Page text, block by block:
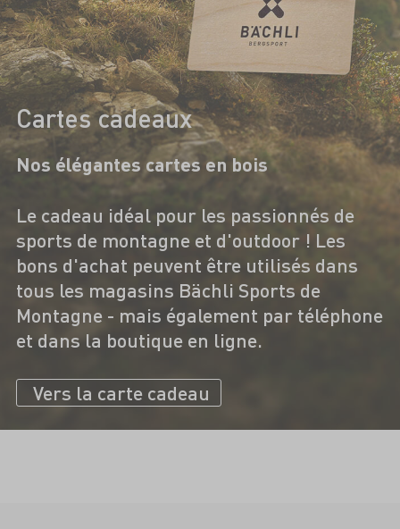
Cartes cadeaux
Nos élégantes cartes en bois
Le cadeau idéal pour les passionnés de
sports de montagne et d'outdoor ! Les
bons d'achat peuvent être utilisés dans
tous les magasins Bächli Sports de
Montagne - mais également par téléphone
et dans la boutique en ligne.
Vers la carte cadeau